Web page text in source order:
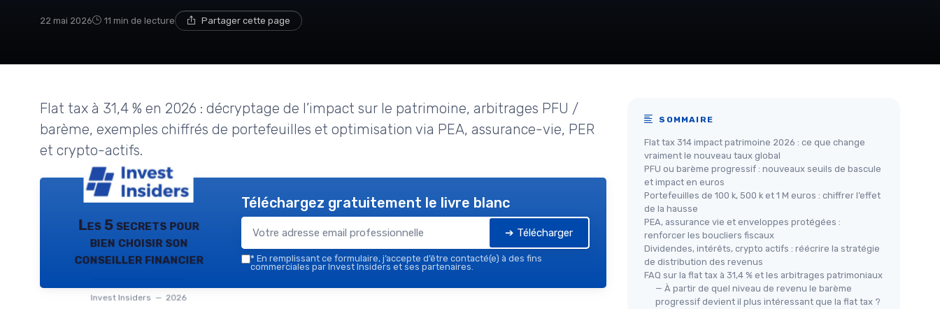
22 mai 2026 11 min de lecture Partager cette page
Flat tax à 31,4 % en 2026 : décryptage de l’impact sur le patrimoine, arbitrages PFU /
barème, exemples chiffrés de portefeuilles et optimisation via PEA, assurance-vie, PER
et crypto-actifs.
Les 5 secrets pour
bien choisir son
conseiller financier
Invest Insiders — 2026
Téléchargez gratuitement le livre blanc
➔ Télécharger
* En remplissant ce formulaire, j’accepte d’être contacté(e) à des fins
commerciales par Invest Insiders et ses partenaires.
SOMMAIRE
Flat tax 314 impact patrimoine 2026 : ce que change
vraiment le nouveau taux global
PFU ou barème progressif : nouveaux seuils de bascule
et impact en euros
Portefeuilles de 100 k, 500 k et 1 M euros : chiffrer l’effet
de la hausse
PEA, assurance vie et enveloppes protégées :
renforcer les boucliers fiscaux
Dividendes, intérêts, crypto actifs : réécrire la stratégie
de distribution des revenus
FAQ sur la flat tax à 31,4 % et les arbitrages patrimoniaux
— À partir de quel niveau de revenu le barème
progressif devient il plus intéressant que la flat tax ?